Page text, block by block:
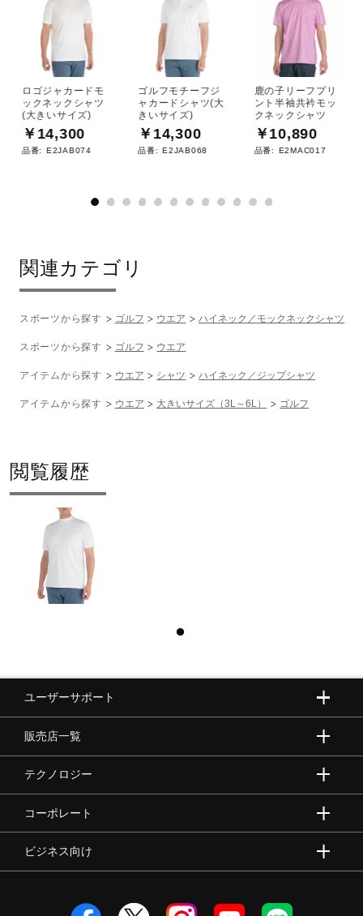
中国製
サステナビリティ
材料：この商品には、リサイクルポリエステル繊維が50％
以上使用されています。
ロゴジャカードモ
ックネックシャツ
(大きいサイズ)
￥14,300
品番: E2JAB074
ゴルフモチーフジ
ャカードシャツ(大
きいサイズ)
￥14,300
品番: E2JAB068
鹿の子リーフプリ
ント半袖共衿モッ
クネックシャツ
￥10,890
品番: E2MAC017
関連カテゴリ
スポーツから探す ゴルフ ウエア ハイネック／モックネックシャツ
スポーツから探す ゴルフ ウエア
アイテムから探す ウエア シャツ ハイネック／ジップシャツ
アイテムから探す ウエア 大きいサイズ（3L～6L） ゴルフ
閲覧履歴
ユーザーサポート
販売店一覧
テクノロジー
コーポレート
ビジネス向け